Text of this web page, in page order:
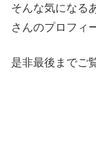
そんな気になる
さんのプロフィ
是非最後までご